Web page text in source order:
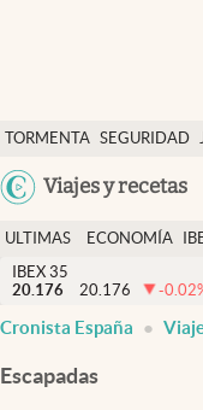
TORMENTA SEGURIDAD
Viajes y recetas
Economía y finanzas
Política
Actualidad
Criptomonedas
España
ULTIMAS
NOTICIAS
ECONOMÍA
FINANZAS
IBEX 35
20.176
20.176 -0.02
Cronista España
Escapadas